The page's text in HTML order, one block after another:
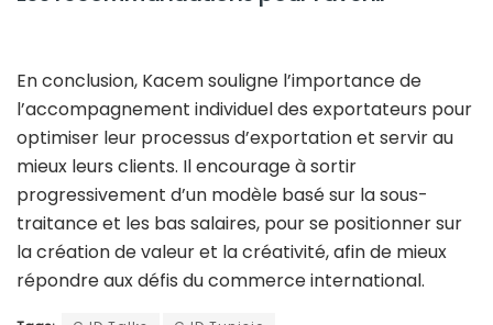
En conclusion, Kacem souligne l’importance de
l’accompagnement individuel des exportateurs pour
optimiser leur processus d’exportation et servir au
mieux leurs clients. Il encourage à sortir
progressivement d’un modèle basé sur la sous-
traitance et les bas salaires, pour se positionner sur
la création de valeur et la créativité, afin de mieux
répondre aux défis du commerce international.